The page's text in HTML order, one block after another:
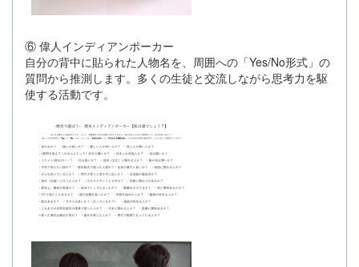
⑥ 偉人インディアンポーカー
自分の背中に貼られた人物名を、周囲への「Yes/No形式」の
質問から推測します。多くの生徒と交流しながら思考力を駆
使する活動です。